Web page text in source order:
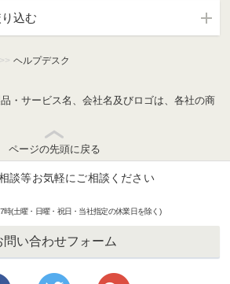
込む
>> ヘルプデスク
品・サービス名、会社名及びロゴは、各社の商
ページの先頭に戻る
談等お気軽にご相談ください
時(土曜・日曜・祝日・当社指定の休業日を除く)
問い合わせフォーム